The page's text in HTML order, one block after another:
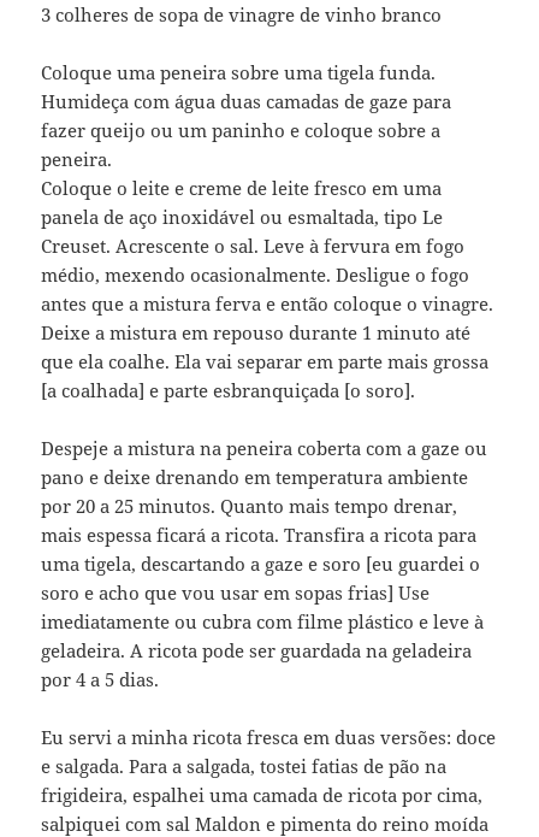
3 colheres de sopa de vinagre de vinho branco
Coloque uma peneira sobre uma tigela funda.
Humideça com água duas camadas de gaze para
fazer queijo ou um paninho e coloque sobre a
peneira.
Coloque o leite e creme de leite fresco em uma
panela de aço inoxidável ou esmaltada, tipo Le
Creuset. Acrescente o sal. Leve à fervura em fogo
médio, mexendo ocasionalmente. Desligue o fogo
antes que a mistura ferva e então coloque o vinagre.
Deixe a mistura em repouso durante 1 minuto até
que ela coalhe. Ela vai separar em parte mais grossa
[a coalhada] e parte esbranquiçada [o soro].
Despeje a mistura na peneira coberta com a gaze ou
pano e deixe drenando em temperatura ambiente
por 20 a 25 minutos. Quanto mais tempo drenar,
mais espessa ficará a ricota. Transfira a ricota para
uma tigela, descartando a gaze e soro [eu guardei o
soro e acho que vou usar em sopas frias] Use
imediatamente ou cubra com filme plástico e leve à
geladeira. A ricota pode ser guardada na geladeira
por 4 a 5 dias.
Eu servi a minha ricota fresca em duas versões: doce
e salgada. Para a salgada, tostei fatias de pão na
frigideira, espalhei uma camada de ricota por cima,
salpiquei com sal Maldon e pimenta do reino moída